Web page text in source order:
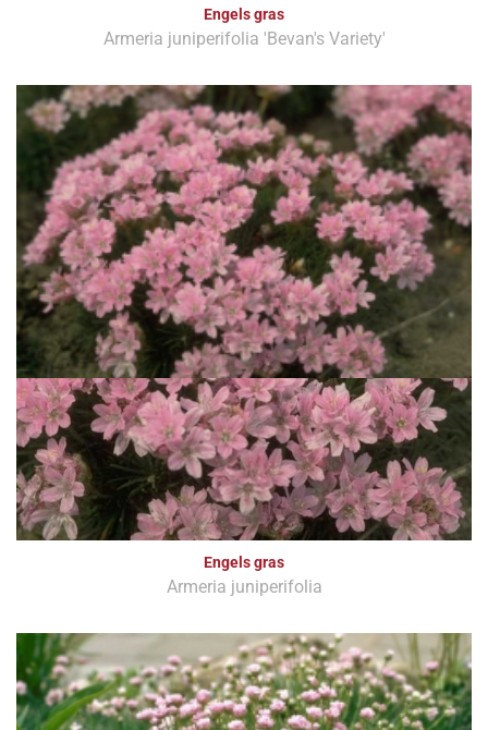
Engels gras
Armeria juniperifolia 'Bevan's Variety'
Engels gras
Armeria juniperifolia